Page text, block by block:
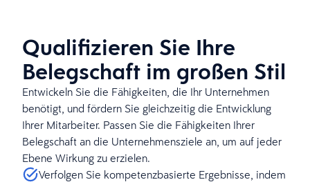
Qualifizieren Sie Ihre
Belegschaft im großen Stil
Entwickeln Sie die Fähigkeiten, die Ihr Unternehmen
benötigt, und fördern Sie gleichzeitig die Entwicklung
Ihrer Mitarbeiter. Passen Sie die Fähigkeiten Ihrer
Belegschaft an die Unternehmensziele an, um auf jeder
Ebene Wirkung zu erzielen.
Verfolgen Sie kompetenzbasierte Ergebnisse, indem